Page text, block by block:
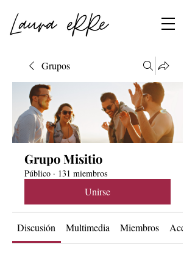
Grupos
Grupo Misitio
Público · 131 miembros
Unirse
Discusión Multimedia Miembros Acerca